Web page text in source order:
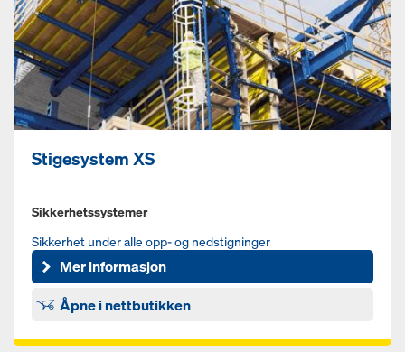
Stigesystem XS
Sikkerhetssystemer
Sikkerhet under alle opp- og nedstigninger
Mer informasjon
Åpne i nettbutikken